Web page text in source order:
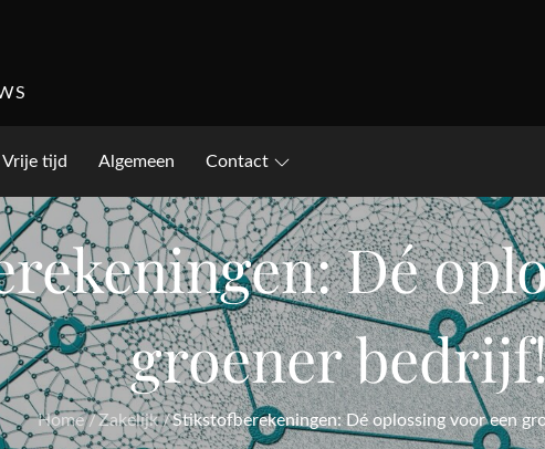
Vrije tijd Algemeen Contact
Dé
groener
Home Zakelijk Stikstofberekeningen: Dé oplossing voor een